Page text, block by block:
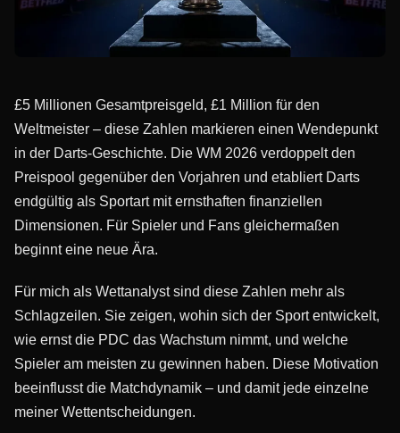
£5 Millionen Gesamtpreisgeld, £1 Million für den
Weltmeister – diese Zahlen markieren einen Wendepunkt
in der Darts-Geschichte. Die WM 2026 verdoppelt den
Preispool gegenüber den Vorjahren und etabliert Darts
endgültig als Sportart mit ernsthaften finanziellen
Dimensionen. Für Spieler und Fans gleichermaßen
beginnt eine neue Ära.
Für mich als Wettanalyst sind diese Zahlen mehr als
Schlagzeilen. Sie zeigen, wohin sich der Sport entwickelt,
wie ernst die PDC das Wachstum nimmt, und welche
Spieler am meisten zu gewinnen haben. Diese Motivation
beeinflusst die Matchdynamik – und damit jede einzelne
meiner Wettentscheidungen.